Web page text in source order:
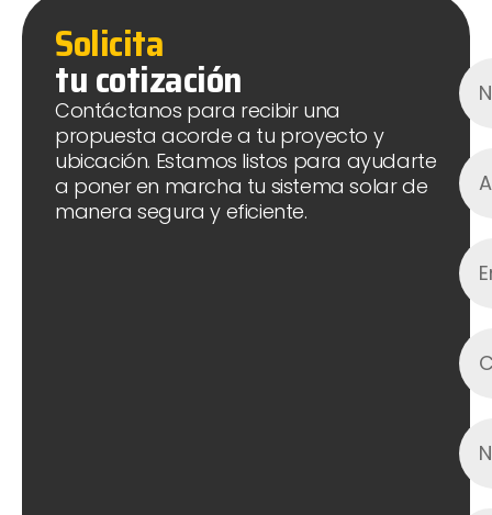
Solicita
tu cotización
Contáctanos para recibir una
propuesta acorde a tu proyecto y
ubicación. Estamos listos para ayudarte
a poner en marcha tu sistema solar de
manera segura y eficiente.